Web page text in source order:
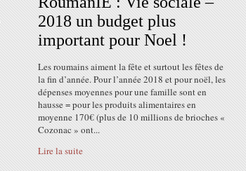
2018 un budget plus
important pour Noel !
Les roumains aiment la fête et surtout les fêtes de
la fin d’année. Pour l’année 2018 et pour noël, les
dépenses moyennes pour une famille sont en
hausse = pour les produits alimentaires en
moyenne 170€ (plus de 10 millions de brioches «
Cozonac » ont...
Lire la suite